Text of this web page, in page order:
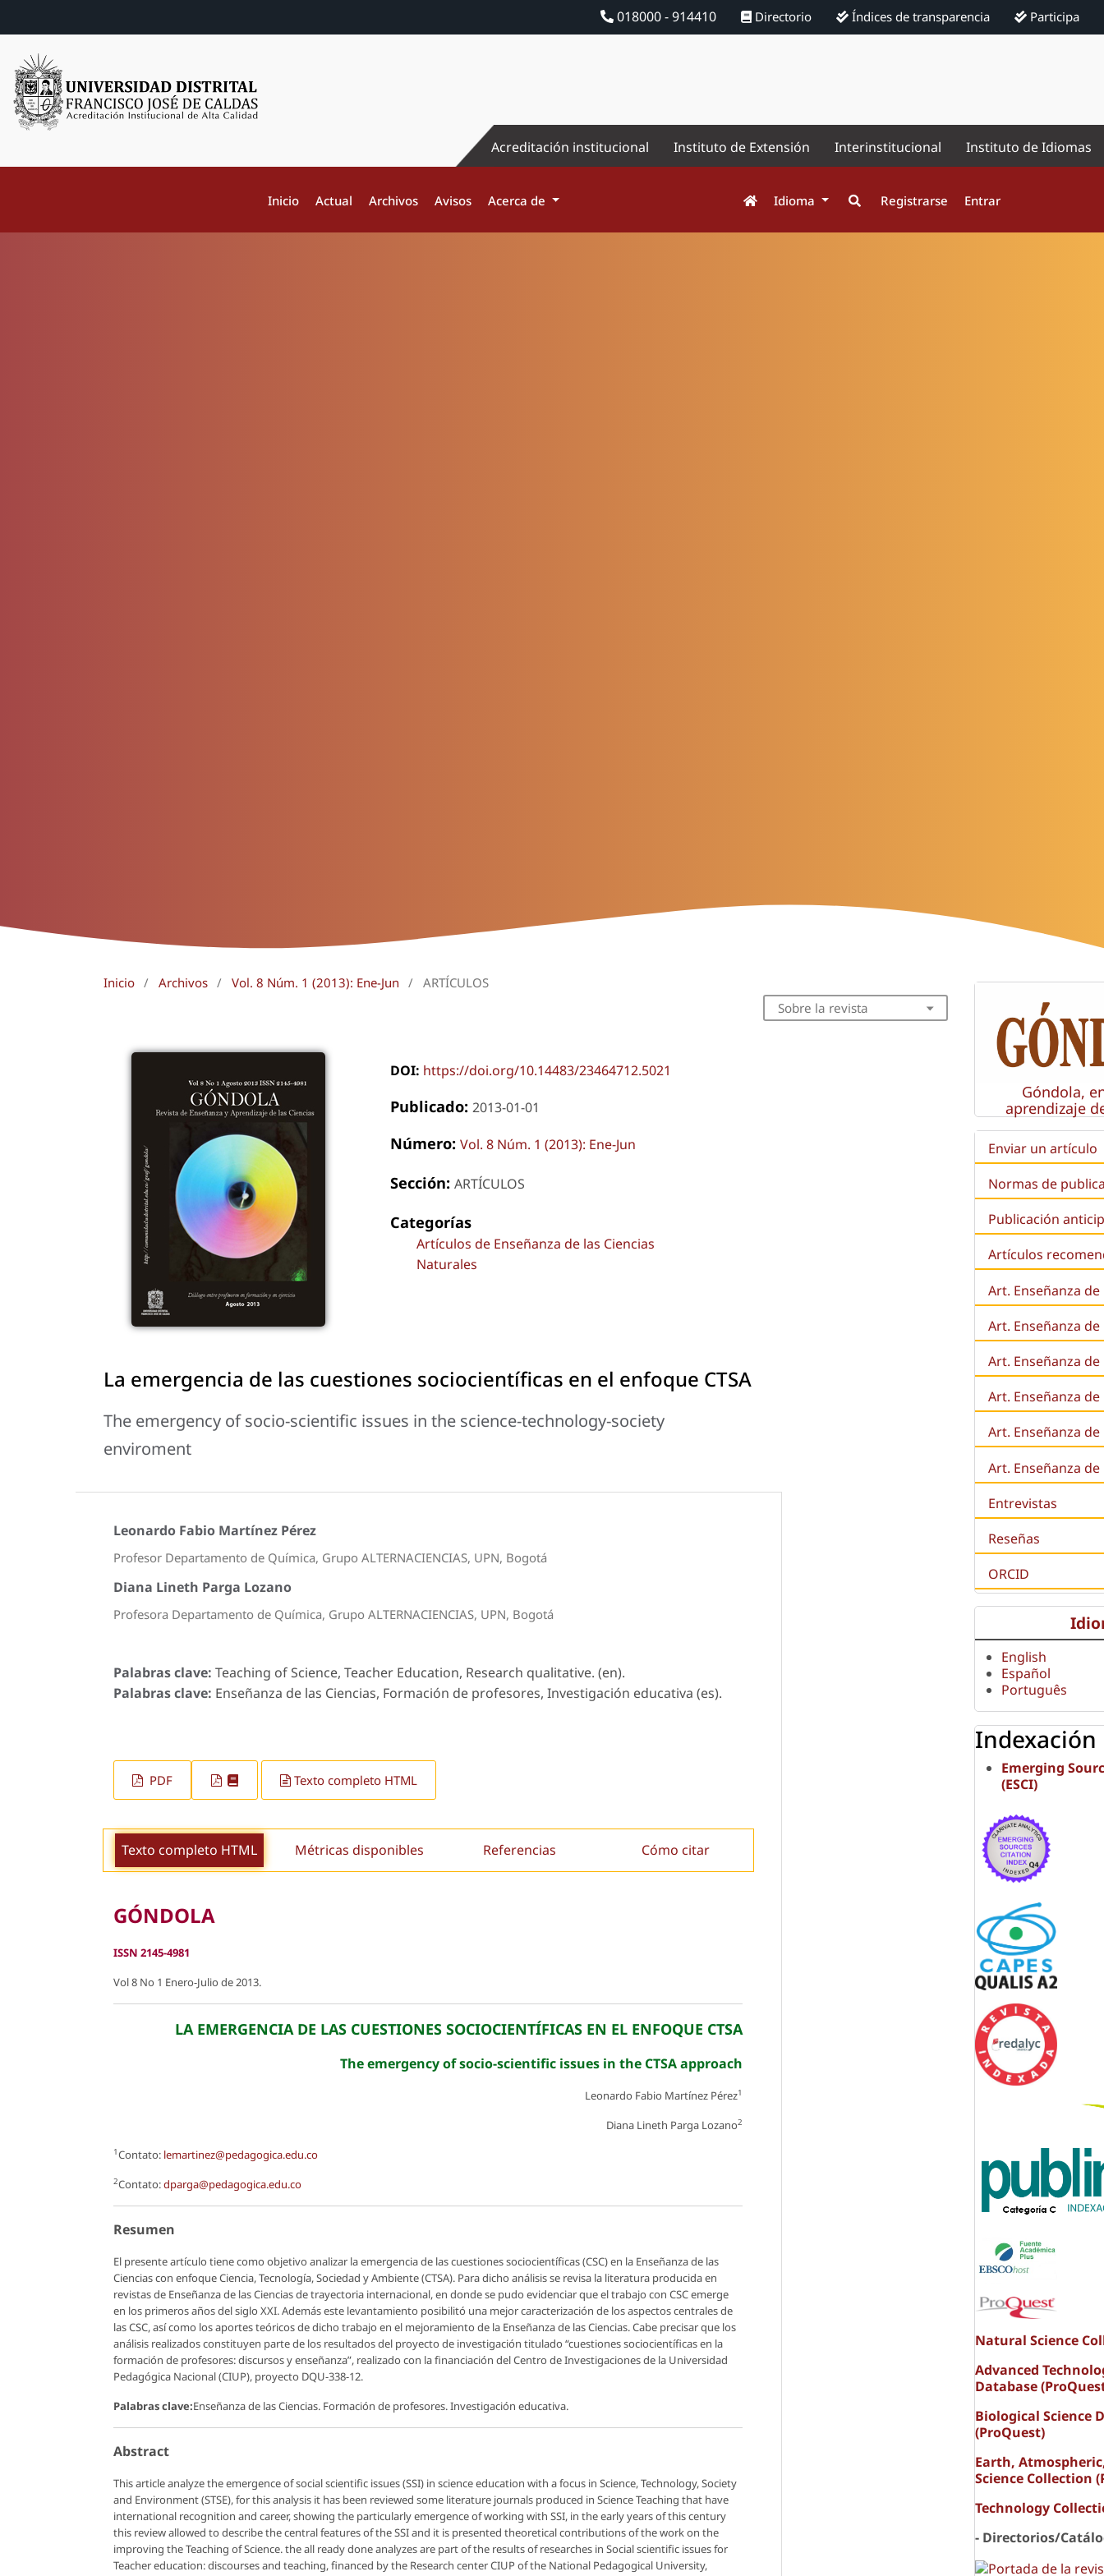
018000 - 914410 Directorio Índices de transparencia Participa
Acreditación institucional Instituto de Extensión Interinstitucional Instituto de Idiomas
Inicio Actual Archivos Avisos Acerca de Idioma Registrarse Entrar
Inicio / Archivos / Vol. 8 Núm. 1 (2013): Ene-Jun / ARTÍCULOS
DOI: https://doi.org/10.14483/23464712.5021
Publicado: 2013-01-01
Número: Vol. 8 Núm. 1 (2013): Ene-Jun
Sección: ARTÍCULOS
Categorías
Artículos de Enseñanza de las Ciencias
Naturales
La emergencia de las cuestiones sociocientíficas en el enfoque CTSA
The emergency of socio-scientific issues in the science-technology-society
enviroment
Leonardo Fabio Martínez Pérez
Profesor Departamento de Química, Grupo ALTERNACIENCIAS, UPN, Bogotá
Diana Lineth Parga Lozano
Profesora Departamento de Química, Grupo ALTERNACIENCIAS, UPN, Bogotá
Palabras clave: Teaching of Science, Teacher Education, Research qualitative. (en).
Palabras clave: Enseñanza de las Ciencias, Formación de profesores, Investigación educativa (es).
PDF Texto completo HTML
Texto completo HTML Métricas disponibles Referencias Cómo citar
GÓNDOLA
ISSN 2145-4981
Vol 8 No 1 Enero-Julio de 2013.
LA EMERGENCIA DE LAS CUESTIONES SOCIOCIENTÍFICAS EN EL ENFOQUE CTSA
The emergency of socio-scientific issues in the CTSA approach
Leonardo Fabio Martínez Pérez1
Diana Lineth Parga Lozano2
1Contato: lemartinez@pedagogica.edu.co
2Contato:dparga@pedagogica.edu.co
Resumen
El presente artículo tiene como objetivo analizar la emergencia de las cuestiones sociocientíficas (CSC) en la Enseñanza de las
Ciencias con enfoque Ciencia, Tecnología, Sociedad y Ambiente (CTSA). Para dicho análisis se revisa la literatura producida en
revistas de Enseñanza de las Ciencias de trayectoria internacional, en donde se pudo evidenciar que el trabajo con CSC emerge
en los primeros años del siglo XXI. Además este levantamiento posibilitó una mejor caracterización de los aspectos centrales de
las CSC, así como los aportes teóricos de dicho trabajo en el mejoramiento de la Enseñanza de las Ciencias. Cabe precisar que los
análisis realizados constituyen parte de los resultados del proyecto de investigación titulado “cuestiones sociocientíficas en la
formación de profesores: discursos y enseñanza”, realizado con la financiación del Centro de Investigaciones de la Universidad
Pedagógica Nacional (CIUP), proyecto DQU-338-12.
Palabras clave:Enseñanza de las Ciencias. Formación de profesores. Investigación educativa.
Abstract
This article analyze the emergence of social scientific issues (SSI) in science education with a focus in Science, Technology, Society
and Environment (STSE), for this analysis it has been reviewed some literature journals produced in Science Teaching that have
international recognition and career, showing the particularly emergence of working with SSI, in the early years of this century
this review allowed to describe the central features of the SSI and it is presented theoretical contributions of the work on the
improving the Teaching of Science. the all ready done analyzes are part of the results of researches in Social scientific issues for
Teacher education: discourses and teaching, financed by the Research center CIUP of the National Pedagogical University,
Sobre la revista
Góndola,
aprendizaje
Enviar un artículo
Normas de
Publicación
Artículos
Art. Enseñanza
Art. Enseñanza
Art. Enseñanza de
Art. Enseñanza de
Art. Enseñanza
Art. Enseñanza
Entrevistas
Reseñas
ORCID
English
Español
Português
Indexación
Emerging
(ESCI)
Natural Science
Advanced
Database
Biological Science
(ProQuest)
Earth,
Science Collection
Technology
- Directorios/